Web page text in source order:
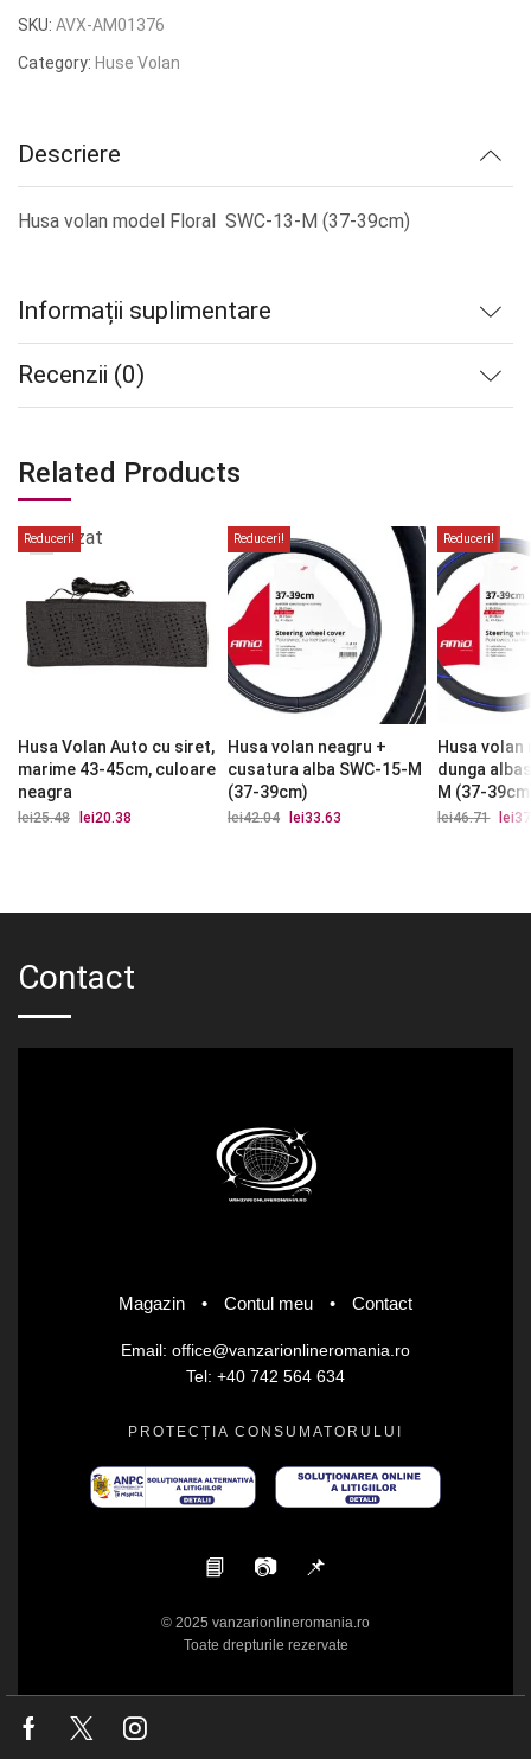
inițial
a
SKU: AVX-AM01376
Category: Huse Volan
Descriere
Husa volan model Floral SWC-13-M (37-39cm)
Informații suplimentare
Recenzii (0)
Related Products
Reduceri!
epuizat
Husa Volan Auto cu siret,
marime 43-45cm, culoare
neagra
lei25.48
Prețul
lei20.38
Reduceri!
Husa volan neagru +
cusatura alba SWC-15-M
(37-39cm)
lei42.04
Prețul
lei33.63
Reduceri!
Husa volan
dunga
M (37-
lei46.71 lei
Contact
Magazin • Contul meu • Contact
Email: office@vanzarionlineromania.ro
Tel: +40 742 564 634
PROTECȚIA CONSUMATORULUI
📘 📷 📌
© 2025 vanzarionlineromania.ro
Toate drepturile rezervate
Facebook
Twitter